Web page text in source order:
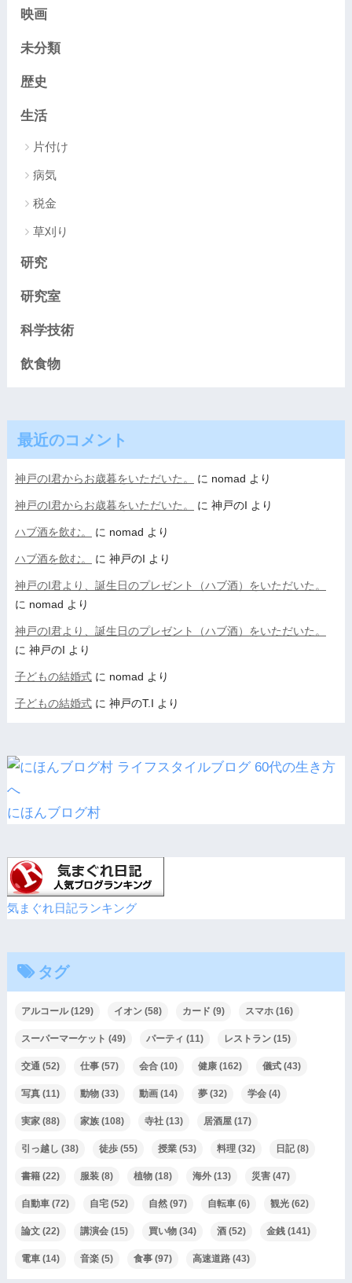
映画
未分類
歴史
生活
片付け
病気
税金
草刈り
研究
研究室
科学技術
飲食物
最近のコメント
神戸のI君からお歳暮をいただいた。 に nomad より
神戸のI君からお歳暮をいただいた。 に 神戸のI より
ハブ酒を飲む。 に nomad より
ハブ酒を飲む。 に 神戸のI より
神戸のI君より、誕生日のプレゼント（ハブ酒）をいただいた。
に nomad より
神戸のI君より、誕生日のプレゼント（ハブ酒）をいただいた。
に 神戸のI より
子どもの結婚式に nomad より
子どもの結婚式に 神戸のT.I より
にほんブログ村
気まぐれ日記ランキング
タグ
アルコール(129) イオン(58) カード (9) スマホ(16)
スーパーマーケット (49) パーティ (11) レストラン(15)
交通(52) 仕事(57) 会合(10) 健康(162) 儀式(43)
写真(11) 動物(33) 動画(14) 夢(32) 学会(4)
実家(88) 家族(108) 寺社(13) 居酒屋(17)
引っ越し (38) 徒歩(55) 授業(53) 料理(32) 日記(8)
書籍(22) 服装(8) 植物(18) 海外(13) 災害(47)
自動車(72) 自宅(52) 自然(97) 自転車(6) 観光(62)
論文(22) 講演会(15) 買い物(34) 酒(52) 金銭(141)
電車(14) 音楽(5) 食事(97) 高速道路(43)